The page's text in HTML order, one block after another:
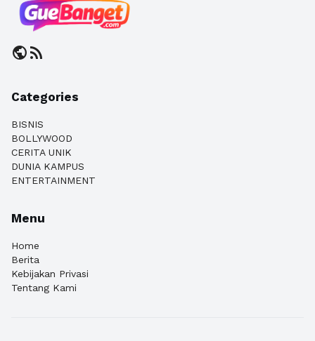
publicrss_feed
Categories
BISNIS
BOLLYWOOD
CERITA UNIK
DUNIA KAMPUS
ENTERTAINMENT
Menu
Home
Berita
Kebijakan Privasi
Tentang Kami